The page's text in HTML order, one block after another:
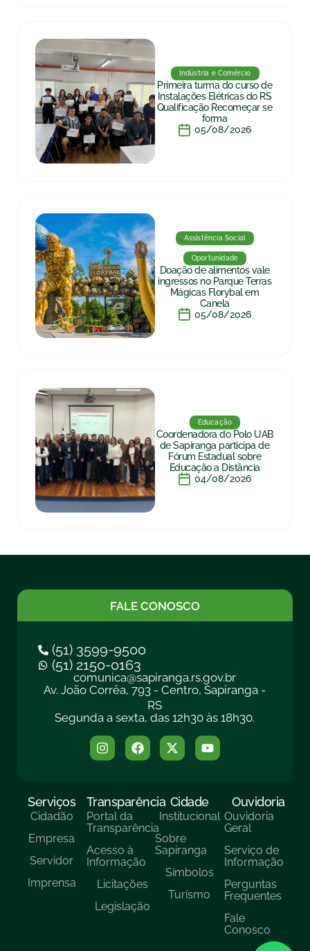
Indústria e Comércio
Primeira turma do curso de
Instalações Elétricas do RS
Qualificação Recomeçar se
forma
05/08/2026
Assistência Social
Oportunidade
Doação de alimentos vale
ingressos no Parque Terras
Mágicas Florybal em
Canela
05/08/2026
Educação
Coordenadora do Polo UAB
de Sapiranga participa de
Fórum Estadual sobre
Educação a Distância
04/08/2026
FALE CONOSCO
(51) 3599-9500
(51) 2150-0163
comunica@sapiranga.rs.gov.br
Av. João Corrêa, 793 - Centro, Sapiranga -
RS
Segunda a sexta, das 12h30 às 18h30.
Serviços
Cidadão
Empresa
Servidor
Imprensa
Transparência
Portal da
Transparência
Acesso à
Informação
Licitações
Legislação
Cidade
Institucional
Sobre
Sapiranga
Símbolos
Turísmo
Ouvidoria
Ouvidoria
Geral
Serviço de
Informação
Perguntas
Frequentes
Fale
Conosco